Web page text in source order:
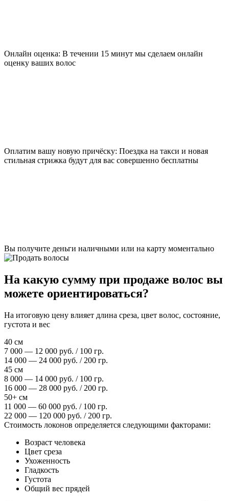
Онлайн оценка: В течении 15 минут мы сделаем онлайн
оценку ваших волос
Оплатим вашу новую причёску: Поездка на такси и новая
стильная стрижка будут для вас совершенно бесплатны
Вы получите деньги наличными или на карту моментально
На какую сумму при продаже волос вы
можете ориентироваться?
На итоговую цену влияет длина среза, цвет волос, состояние,
густота и вес
40 см
7 000 — 12 000 руб. / 100 гр.
14 000 — 24 000 руб. / 200 гр.
45 см
8 000 — 14 000 руб. / 100 гр.
16 000 — 28 000 руб. / 200 гр.
50+ см
11 000 — 60 000 руб. / 100 гр.
22 000 — 120 000 руб. / 200 гр.
Стоимость локонов определяется следующими факторами:
Возраст человека
Цвет среза
Ухоженность
Гладкость
Густота
Общий вес прядей